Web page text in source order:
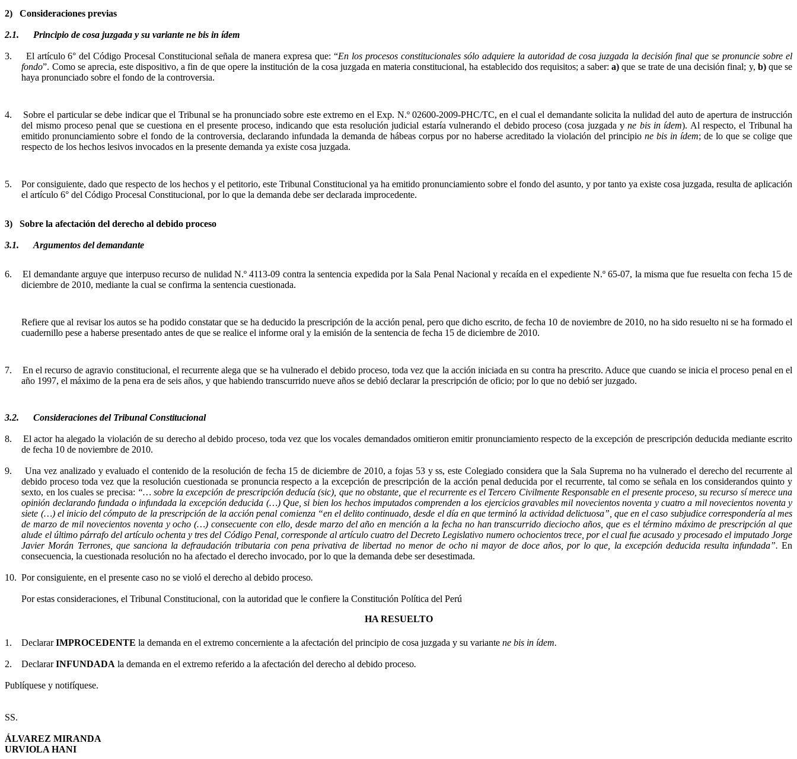
2) Consideraciones previas
2.1. Principio de cosa juzgada y su variante ne bis in ídem
3. El artículo 6° del Código Procesal Constitucional señala de manera expresa que: “En los procesos constitucionales sólo adquiere la autoridad de cosa juzgada la decisión final que se pronuncie sobre el
fondo”. Como se aprecia, este dispositivo, a fin de que opere la institución de la cosa juzgada en materia constitucional, ha establecido dos requisitos; a saber:a) que se trate de una decisión final; y, b)que se
haya pronunciado sobre el fondo de la controversia.
4. Sobreel particular se debe indicar que el Tribunal se ha pronunciado sobre este extremo en elExp. N.º 02600-2009-PHC/TC, en el cual el demandante solicita la nulidad del auto de apertura de instrucción
del mismo proceso penal que se cuestiona en el presente proceso, indicando que esta resolución judicial estaría vulnerando el debido proceso (cosa juzgada y ne bis in ídem). Al respecto, el Tribunal ha
emitido pronunciamiento sobre el fondo de la controversia, declarando infundada la demanda de hábeas corpus por no haberse acreditado la violación del principione bis in ídem; de lo que se colige que
respecto de los hechos lesivos invocados en la presente demanda ya existe cosa juzgada.
5.
Por consiguiente, dado que respecto de los hechos y el petitorio, este Tribunal Constitucional ya ha emitido pronunciamiento sobre el fondo del asunto, y por tanto ya existe cosa juzgada, resulta de aplicación
el artículo 6° del Código Procesal Constitucional, por lo que la demanda debe ser declarada improcedente.
3) Sobre la afectación del derecho al debido proceso
3.1. Argumentos del demandante
6.
El demandante arguye que interpuso recurso de nulidad N.º 4113-09 contra la sentencia expedida por la Sala Penal Nacional y recaída en el expediente N.º 65-07, la misma que fue resuelta con fecha 15 de
diciembre de 2010, mediante la cual se confirma la sentencia cuestionada.
Refiere que al revisar los autos se ha podido constatar que se ha deducido la prescripción de la acción penal, pero que dicho escrito, de fecha 10 de noviembre de 2010, no ha sido resuelto ni se ha formado el
cuadernillo pese a haberse presentado antes de que se realice el informe oral y la emisión de la sentencia de fecha 15 de diciembre de 2010.
7.
En el recurso de agravio constitucional, el recurrente alega que se ha vulnerado el debido proceso, toda vez que la acción iniciada en su contra ha prescrito. Aduce que cuando se inicia el proceso penal en el
año 1997, el máximo de la pena era de seis años, y que habiendo transcurrido nueve años se debió declarar la prescripción de oficio; por lo que no debió ser juzgado.
3.2. Consideraciones del Tribunal Constitucional
8.
El actor ha alegado la violación de su derecho al debido proceso, toda vez que los vocales demandados omitieron emitir pronunciamiento respecto de la excepción de prescripción deducida mediante escrito
de fecha 10 de noviembre de 2010.
9. Una vez analizado y evaluado el contenido de la resolución de fecha 15 de diciembre de 2010, a fojas 53 yss, este Colegiado considera que la Sala Suprema no ha vulnerado el derecho del recurrente al
debido proceso toda vez que la resolución cuestionada se pronuncia respecto a la excepción de prescripción de la acción penal deducida por el recurrente, tal como se señala en los considerandos quinto y
sexto, en los cuales se precisa: “… sobre la excepción de prescripción deducía (sic), que no obstante, que el recurrente es el Tercero Civilmente Responsable en el presente proceso, su recurso sí merece una
opinión declarando fundada o infundada la excepción deducida (…) Que, si bien los hechos imputados comprenden a los ejercicios gravables mil novecientos noventa y cuatro a mil novecientos noventa y
siete (…) el inicio del cómputo de la prescripción de la acción penal comienza “en el delito continuado, desde el día en que terminó la actividad delictuosa”, que en el caso subjudicecorrespondería al mes
de marzo de mil novecientos noventa y ocho (…) consecuente con ello, desde marzo del año en mención a la fecha no han transcurrido dieciocho años, que es el término máximo de prescripción al que
alude el último párrafo del artículo ochenta y tres del Código Penal, corresponde al artículo cuatro del Decreto Legislativo numero ochocientos trece, por el cual fue acusado y procesado el imputado Jorge
Javier Morán Terrones, que sanciona la defraudación tributaria con pena privativa de libertad no menor de ocho ni mayor de doce años, por lo que, la excepción deducida resulta infundada”. En
consecuencia, la cuestionada resolución no ha afectado el derecho invocado, por lo que la demanda debe ser desestimada.
10. Por consiguiente, en el presente caso no se violó el derecho al debido proceso.
Por estas consideraciones, el Tribunal Constitucional, con la autoridad que le confiere la Constitución Política del Perú
HA RESUELTO
1. DeclararIMPROCEDENTE la demanda en el extremo concerniente a la afectación del principio de cosa juzgada y su variante ne bis in ídem.
2. DeclararINFUNDADA la demanda en el extremo referido a la afectación del derecho al debido proceso.
Publíquese y notifíquese.
SS.
ÁLVAREZ MIRANDA
URVIOLA HANI